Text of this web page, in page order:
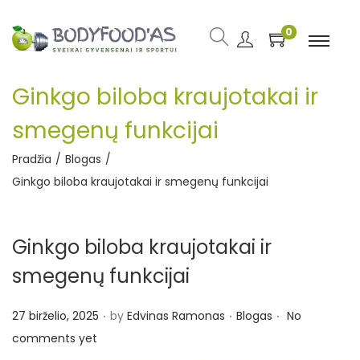
0
Ginkgo biloba kraujotakai ir
smegenų funkcijai
Pradžia / Blogas /
Ginkgo biloba kraujotakai ir smegenų funkcijai
Ginkgo biloba kraujotakai ir
smegenų funkcijai
P
o
27 birželio, 2025 . by Edvinas Ramonas . P
Blogas . No
comments yet